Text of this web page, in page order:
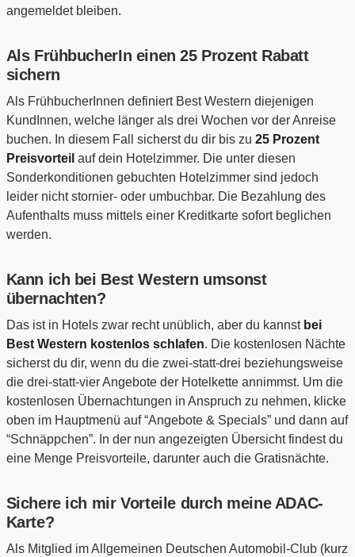
angemeldet bleiben.
Als FrühbucherIn einen 25 Prozent Rabatt
sichern
Als FrühbucherInnen definiert Best Western diejenigen
KundInnen, welche länger als drei Wochen vor der Anreise
buchen. In diesem Fall sicherst du dir bis zu 25 Prozent
Preisvorteil auf dein Hotelzimmer. Die unter diesen
Sonderkonditionen gebuchten Hotelzimmer sind jedoch
leider nicht stornier- oder umbuchbar. Die Bezahlung des
Aufenthalts muss mittels einer Kreditkarte sofort beglichen
werden.
Kann ich bei Best Western umsonst
übernachten?
Das ist in Hotels zwar recht unüblich, aber du kannst bei
Best Western kostenlos schlafen. Die kostenlosen Nächte
sicherst du dir, wenn du die zwei-statt-drei beziehungsweise
die drei-statt-vier Angebote der Hotelkette annimmst. Um die
kostenlosen Übernachtungen in Anspruch zu nehmen, klicke
oben im Hauptmenü auf “Angebote & Specials” und dann auf
“Schnäppchen”. In der nun angezeigten Übersicht findest du
eine Menge Preisvorteile, darunter auch die Gratisnächte.
Sichere ich mir Vorteile durch meine ADAC-
Karte?
Als Mitglied im Allgemeinen Deutschen Automobil-Club (kurz